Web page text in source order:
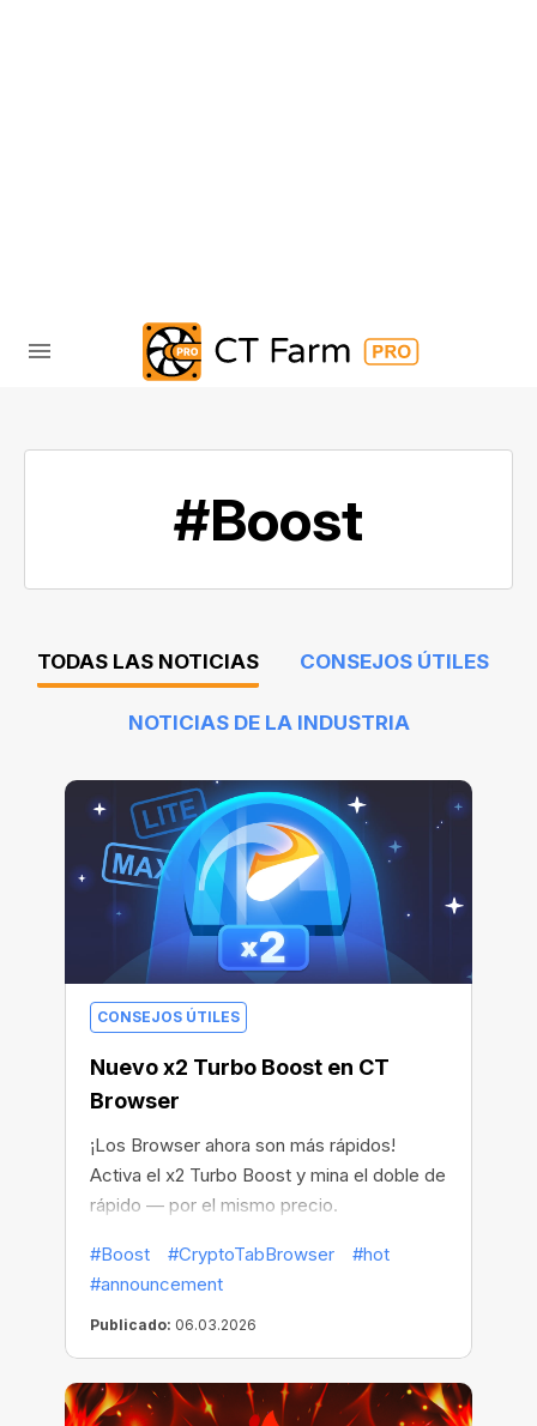
#Boost
TODAS LAS NOTICIAS CONSEJOS ÚTILES
NOTICIAS DE LA INDUSTRIA
CONSEJOS ÚTILES
Nuevo x2 Turbo Boost en CT
Browser
¡Los Browser ahora son más rápidos!
Activa el x2 Turbo Boost y mina el doble de
rápido — por el mismo precio.
#Boost #CryptoTabBrowser
#hot
#announcement
Publicado: 06.03.2026